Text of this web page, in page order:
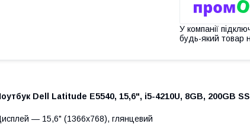
У компанії
будь-який товар
Dell Latitude E5540, 15,6", i5-4210U, 8GB, 200GB
— 15,6" (1366x768), глянцевий